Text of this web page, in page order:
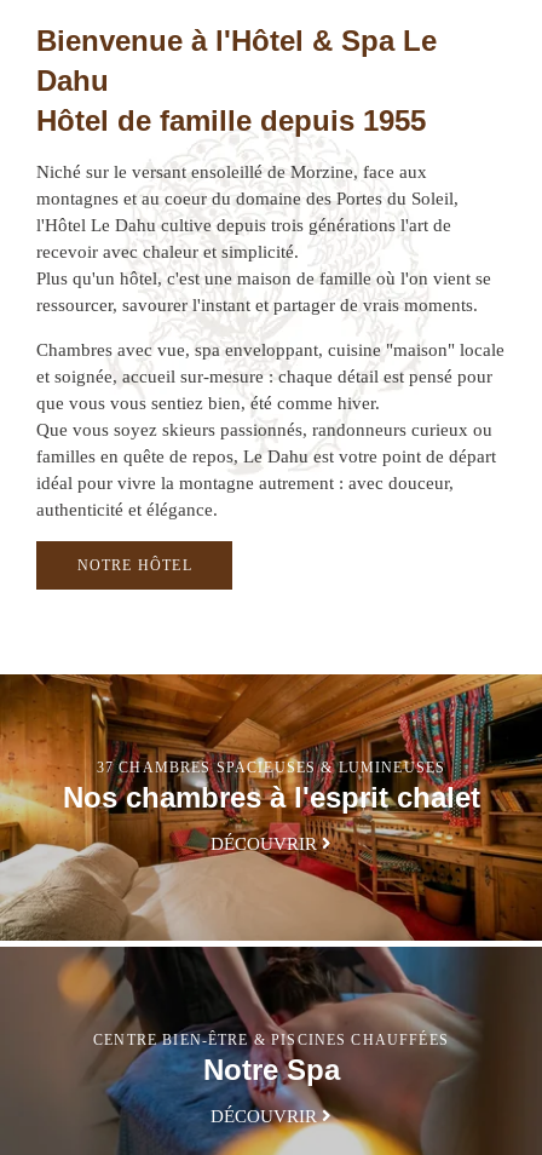
Bienvenue à l'Hôtel & Spa Le
Dahu
Hôtel de famille depuis 1955
Niché sur le versant ensoleillé de Morzine, face aux
montagnes et au coeur du domaine des Portes du Soleil,
l'Hôtel Le Dahu cultive depuis trois générations l'art de
recevoir avec chaleur et simplicité.
Plus qu'un hôtel, c'est une maison de famille où l'on vient se
ressourcer, savourer l'instant et partager de vrais moments.
Chambres avec vue, spa enveloppant, cuisine "maison" locale
et soignée, accueil sur-mesure : chaque détail est pensé pour
que vous vous sentiez bien, été comme hiver.
Que vous soyez skieurs passionnés, randonneurs curieux ou
familles en quête de repos, Le Dahu est votre point de départ
idéal pour vivre la montagne autrement : avec douceur,
authenticité et élégance.
NOTRE HÔTEL
37 CHAMBRES SPACIEUSES & LUMINEUSES
Nos chambres à l'esprit chalet
DÉCOUVRIR
CENTRE BIEN-ÊTRE & PISCINES CHAUFFÉES
Notre Spa
DÉCOUVRIR